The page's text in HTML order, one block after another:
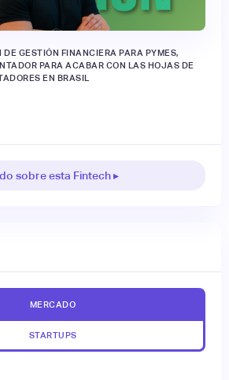
GESTIÓN FINANCIERA PARA PYMES,
PARA ACABAR CON LAS HOJAS DE
EN BRASIL
sobre esta Fintech ▸
MERCADO
STARTUPS